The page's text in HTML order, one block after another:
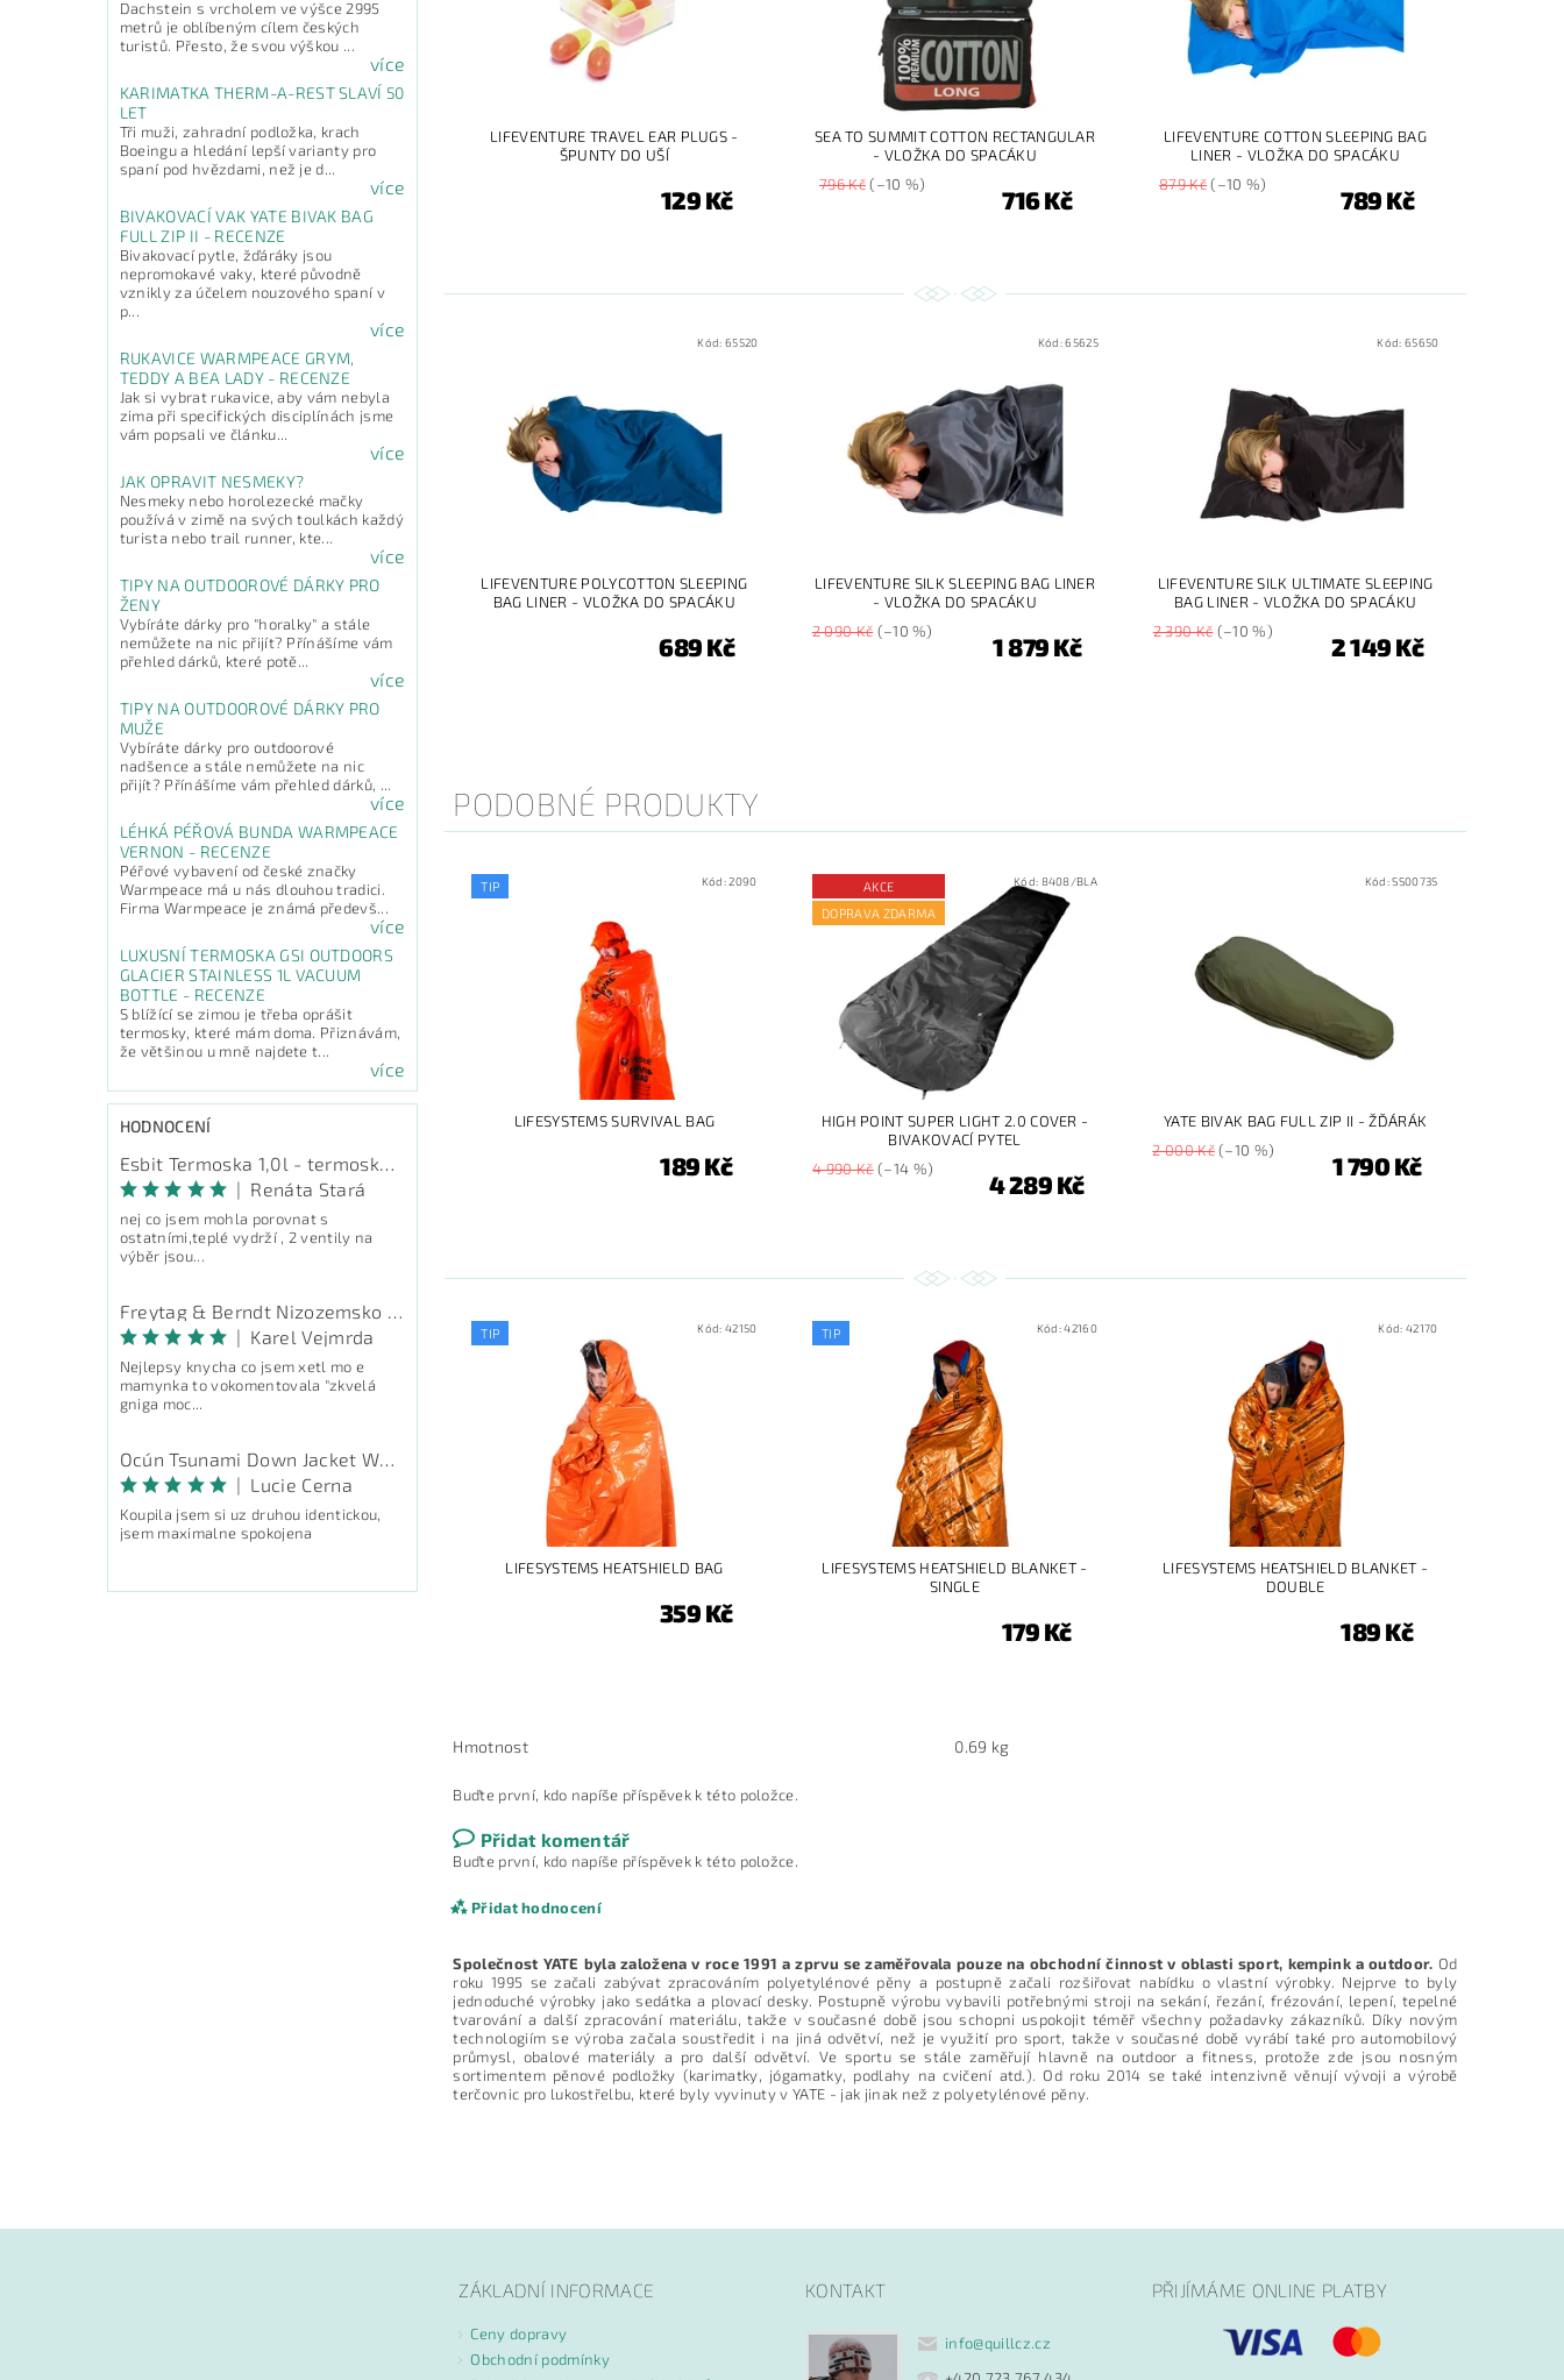
Dachstein s vrcholem ve výšce 2995
metrů je oblíbeným cílem českých
turistů. Přesto, že svou výškou ...
více
KARIMATKA THERM-A-REST SLAVÍ 50
LET
Tři muži, zahradní podložka, krach
Boeingu a hledání lepší varianty pro
spaní pod hvězdami, než je d...
více
BIVAKOVACÍ VAK YATE BIVAK BAG
FULL ZIP II - RECENZE
Bivakovací pytle, žďáráky jsou
nepromokavé vaky, které původně
vznikly za účelem nouzového spaní v
p...
více
RUKAVICE WARMPEACE GRYM,
TEDDY A BEA LADY - RECENZE
Jak si vybrat rukavice, aby vám nebyla
zima při specifických disciplínách jsme
vám popsali ve článku...
více
JAK OPRAVIT NESMEKY?
Nesmeky nebo horolezecké mačky
používá v zimě na svých toulkách každý
turista nebo trail runner, kte...
více
TIPY NA OUTDOOROVÉ DÁRKY PRO
ŽENY
Vybíráte dárky pro "horalky" a stále
nemůžete na nic přijít? Přínášíme vám
přehled dárků, které potě...
více
TIPY NA OUTDOOROVÉ DÁRKY PRO
MUŽE
Vybíráte dárky pro outdoorové
nadšence a stále nemůžete na nic
přijít? Přínášíme vám přehled dárků, ...
více
LÉHKÁ PÉŘOVÁ BUNDA WARMPEACE
VERNON - RECENZE
Péřové vybavení od české značky
Warmpeace má u nás dlouhou tradici.
Firma Warmpeace je známá předevš...
více
LUXUSNÍ TERMOSKA GSI OUTDOORS
GLACIER STAINLESS 1L VACUUM
BOTTLE - RECENZE
S blížící se zimou je třeba oprášit
termosky, které mám doma. Přiznávám,
že většinou u mně najdete t...
více
HODNOCENÍ
| Renáta Stará
nej co jsem mohla porovnat s
ostatními,teplé vydrží , 2 ventily na
výběr jsou...
| Karel Vejmrda
Nejlepsy knycha co jsem xetl mo e
mamynka to vokomentovala "zkvelá
gniga moc...
| Lucie Cerna
Koupila jsem si uz druhou identickou,
jsem maximalne spokojena
LIFEVENTURE TRAVEL EAR PLUGS -
ŠPUNTY DO UŠÍ
129 Kč
SEA TO SUMMIT COTTON RECTANGULAR
- VLOŽKA DO SPACÁKU
796 Kč(–10 %)
716 Kč
LIFEVENTURE COTTON SLEEPING BAG
LINER - VLOŽKA DO SPACÁKU
879 Kč(–10 %)
789 Kč
Kód: 65520
LIFEVENTURE POLYCOTTON SLEEPING
BAG LINER - VLOŽKA DO SPACÁKU
689 Kč
Kód:65625
LIFEVENTURE SILK SLEEPING BAG LINER
- VLOŽKA DO SPACÁKU
2 090 Kč(–10 %)
1 879 Kč
Kód:65650
LIFEVENTURE SILK ULTIMATE SLEEPING
BAG LINER - VLOŽKA DO SPACÁKU
2 390 Kč(–10 %)
2 149 Kč
PODOBNÉ PRODUKTY
TIP Kód:2090
LIFESYSTEMS SURVIVAL BAG
189 Kč
AKCE
DOPRAVA ZDARMA
Kód: 8408/BLA
HIGH POINT SUPER LIGHT 2.0 COVER -
BIVAKOVACÍ PYTEL
4 990 Kč(–14 %)
4 289 Kč
Kód:SS00735
YATE BIVAK BAG FULL ZIP II - ŽĎÁRÁK
2 000 Kč(–10 %)
1 790 Kč
TIP Kód: 42150
LIFESYSTEMS HEATSHIELD BAG
359 Kč
TIP Kód:42160
LIFESYSTEMS HEATSHIELD BLANKET -
SINGLE
179 Kč
Kód:42170
LIFESYSTEMS HEATSHIELD BLANKET -
DOUBLE
189 Kč
Hmotnost 0.69 kg
Buďte první, kdo napíše příspěvek k této položce.
Přidat komentář
Buďte první, kdo napíše příspěvek k této položce.
Přidat hodnocení
Společnost YATE byla založena v roce 1991 a zprvu se zaměřovala pouze na obchodní činnost v oblasti sport, kempink a outdoor. Od
roku 1995 se začali zabývat zpracováním polyetylénové pěny a postupně začali rozšiřovat nabídku o vlastní výrobky. Nejprve to byly
jednoduché výrobky jako sedátka a plovací desky. Postupně výrobu vybavili potřebnými stroji na sekání, řezání, frézování, lepení, tepelné
tvarování a další zpracování materiálu, takže v současné době jsou schopni uspokojit téměř všechny požadavky zákazníků. Díky novým
technologiím se výroba začala soustředit i na jiná odvětví, než je využití pro sport, takže v současné době vyrábí také pro automobilový
průmysl, obalové materiály a pro další odvětví. Ve sportu se stále zaměřují hlavně na outdoor a fitness, protože zde jsou nosným
sortimentem pěnové podložky (karimatky, jógamatky, podlahy na cvičení atd.). Od roku 2014 se také intenzivně věnují vývoji a výrobě
terčovnic pro lukostřelbu, které byly vyvinuty v YATE - jak jinak než z polyetylénové pěny.
ZÁKLADNÍ INFORMACE
Ceny dopravy
Obchodní podmínky
KONTAKT
info@quillcz.cz
PŘIJÍMÁME ONLINE PLATBY